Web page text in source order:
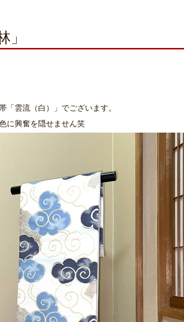
」
「雲流（白）」でございます。
に興奮を隠せません笑